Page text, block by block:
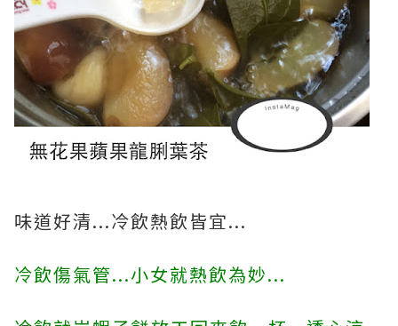
味道好清...冷飲熱飲皆宜...
冷飲傷氣管...小女就熱飲為妙...